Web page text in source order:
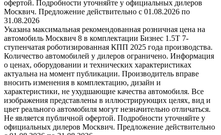
офертой. Подробности уточняйте у официальных дилеров
Москвич. Предложение действительно с 01.08.2026 по
31.08.2026
Указана максимальная рекомендованная розничная цена на
автомобиль Москвич 8 в комплектации Бизнес 1.5T 7-
ступенчатая роботизированная КПП 2025 года производства.
Количество автомобилей у дилеров ограничено. Информация
о ценах, оборудовании и технических характеристиках
актуальна на момент публикации. Производитель вправе
вносить изменения в комплектацию, дизайн и
характеристики, не ухудшающие качества автомобиля. Все
изображения представлены в иллюстрирующих целях, вид и
цвет реального автомобиля могут незначительно отличаться.
Не является публичной офертой. Подробности уточняйте у
официальных дилеров Москвич. Предложение действительно